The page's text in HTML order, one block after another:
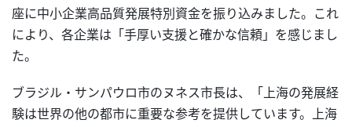
座に中小企業高品質発展特別資金を振り込みました。これ
により、各企業は「手厚い支援と確かな信頼」を感じまし
た。
ブラジル・サンパウロ市のヌネス市長は、「上海の発展経
験は世界の他の都市に重要な参考を提供しています。上海